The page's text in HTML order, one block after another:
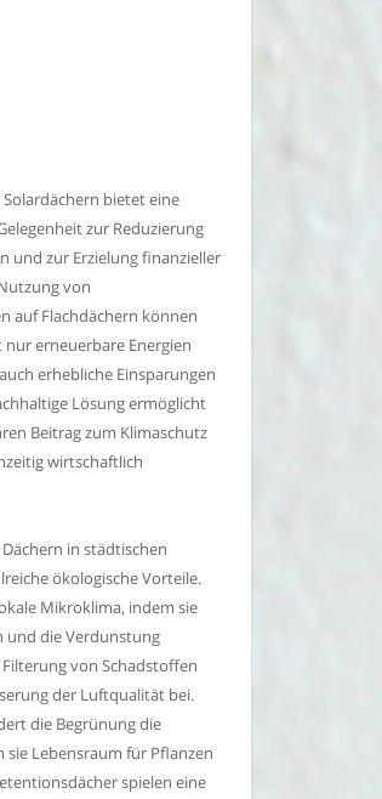
bietet eine
zur Reduzierung
und zur Erzielung finanzieller
von
auf Flachdächern können
erneuerbare Energien
erhebliche Einsparungen
Lösung ermöglicht
Beitrag zum Klimaschutz
wirtschaftlich
in städtischen
ökologische Vorteile.
Mikroklima, indem sie
und die Verdunstung
von Schadstoffen
der Luftqualität bei.
die Begrünung die
sie Lebensraum für Pflanzen
spielen eine